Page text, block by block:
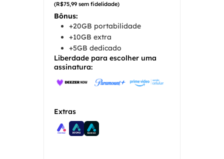
(R$75,99 sem fidelidade)
Bônus:
+20GB portabilidade
+10GB extra
+5GB dedicado
Liberdade para escolher uma
assinatura:
Extras